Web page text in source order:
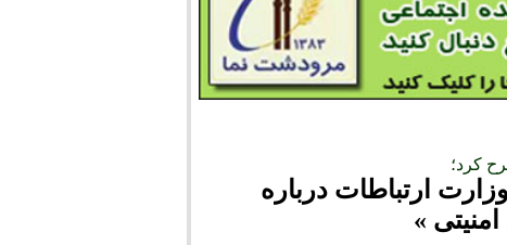
کرد؛
ارتباطات درباره